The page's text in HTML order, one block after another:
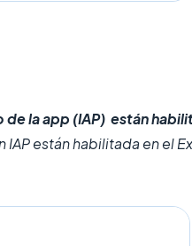
la app (IAP) están
están habilitada en el